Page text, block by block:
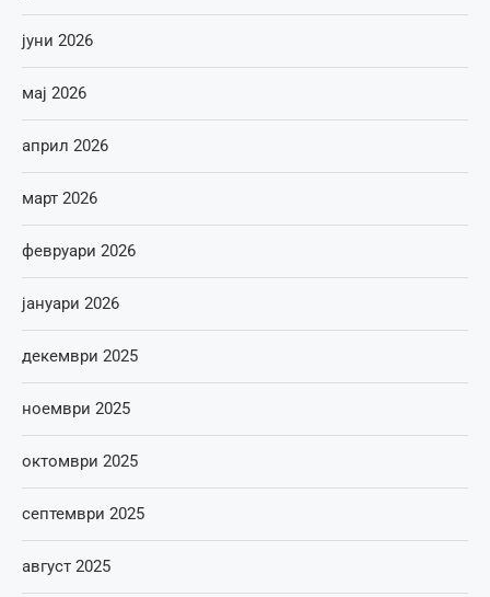
јуни 2026
мај 2026
април 2026
март 2026
февруари 2026
јануари 2026
декември 2025
ноември 2025
октомври 2025
септември 2025
август 2025